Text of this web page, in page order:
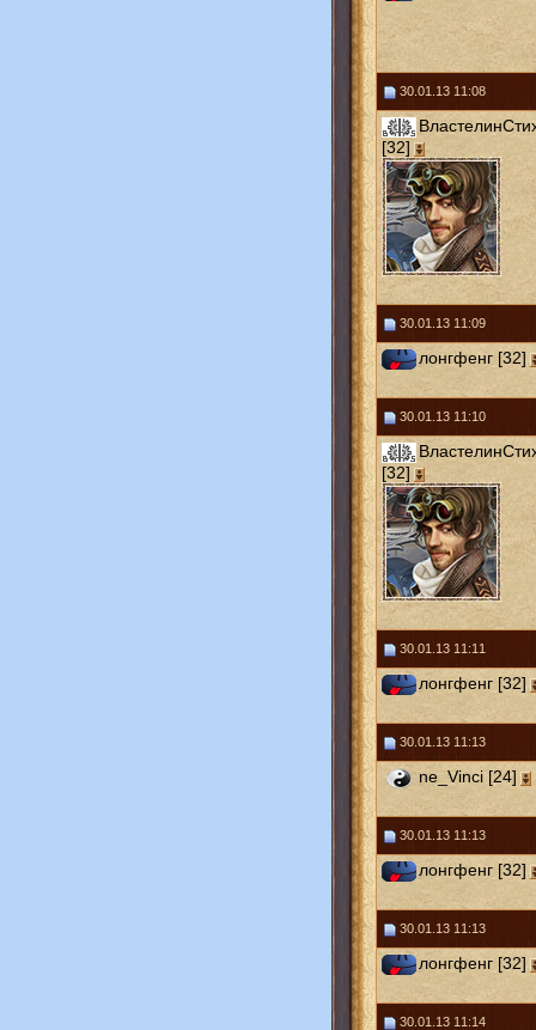
30.01.13 11:08
[32]
30.01.13 11:09
лонгфенг [32]
30.01.13 11:10
[32]
30.01.13 11:11
лонгфенг [32]
30.01.13 11:13
ne_Vinci [24]
30.01.13 11:13
лонгфенг [32]
30.01.13 11:13
лонгфенг [32]
30.01.13 11:14